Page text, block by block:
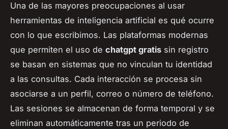
Una de las mayores preocupaciones al usar
herramientas de inteligencia artificial es qué ocurre
con lo que escribimos. Las plataformas modernas
que permiten el uso de chatgpt gratis sin registro
se basan en sistemas que no vinculan tu identidad
a las consultas. Cada interacción se procesa sin
asociarse a un perfil, correo o número de teléfono.
Las sesiones se almacenan de forma temporal y se
eliminan automáticamente tras un periodo de